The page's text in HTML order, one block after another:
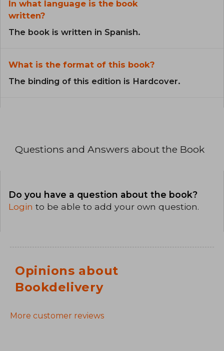
In what language is the book
written?
The book is written in Spanish.
What is the format of this book?
The binding of this edition is Hardcover.
Questions and Answers about the Book
Do you have a question about the book?
Login to be able to add your own question.
Opinions about
Bookdelivery
More customer reviews